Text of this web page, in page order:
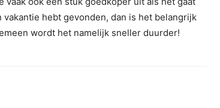
hebt gevonden, dan is het belangrijk
wordt het namelijk sneller duurder!